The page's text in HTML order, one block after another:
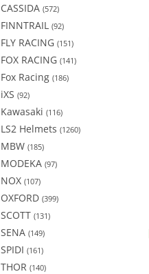
CASSIDA (572)
FINNTRAIL (92)
FLY RACING (151)
FOX RACING (141)
Fox Racing (186)
iXS (92)
Kawasaki (116)
LS2 Helmets (1260)
MBW (185)
MODEKA (97)
NOX (107)
OXFORD (399)
SCOTT (131)
SENA (149)
SPIDI (161)
THOR (140)